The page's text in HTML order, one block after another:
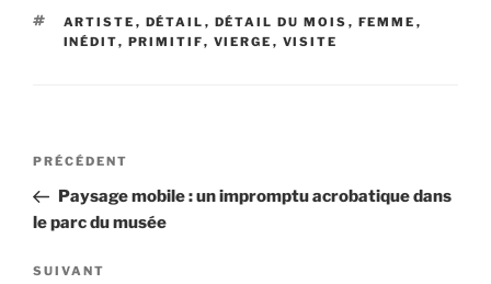
ÉTIQUETTES
ARTISTE , DÉTAIL , DÉTAIL DU MOIS , FEMME ,
INÉDIT, PRIMITIF, VIERGE , VISITE
Navigation
l’article
Article
précédent
PRÉCÉDENT
Paysage mobile : un impromptu acrobatique dans
le parc du musée
Article
SUIVANT